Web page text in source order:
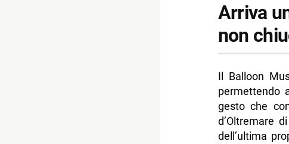
Arriva
non
Il Balloon
permettendo
gesto che
d’Oltremare
dell’ultima